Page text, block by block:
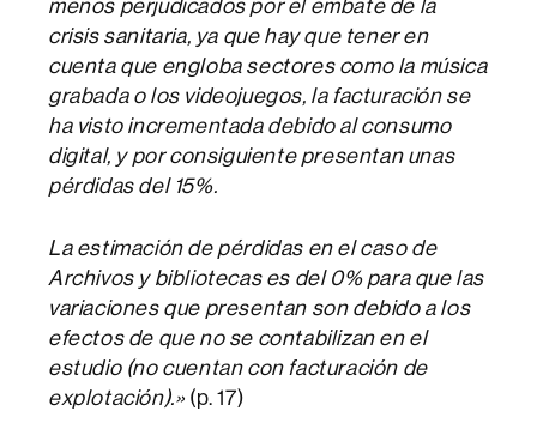
crisis sanitaria, ya que hay que tener en
cuenta que engloba sectores como la música
grabada o los videojuegos, la facturación se
ha visto incrementada debido al consumo
digital, y por consiguiente presentan unas
pérdidas del 15%.
La estimación de pérdidas en el caso de
Archivos y bibliotecas es del 0% para que las
variaciones que presentan son debido a los
efectos de que no se contabilizan en el
estudio (no cuentan con facturación de
explotación).» (p. 17)